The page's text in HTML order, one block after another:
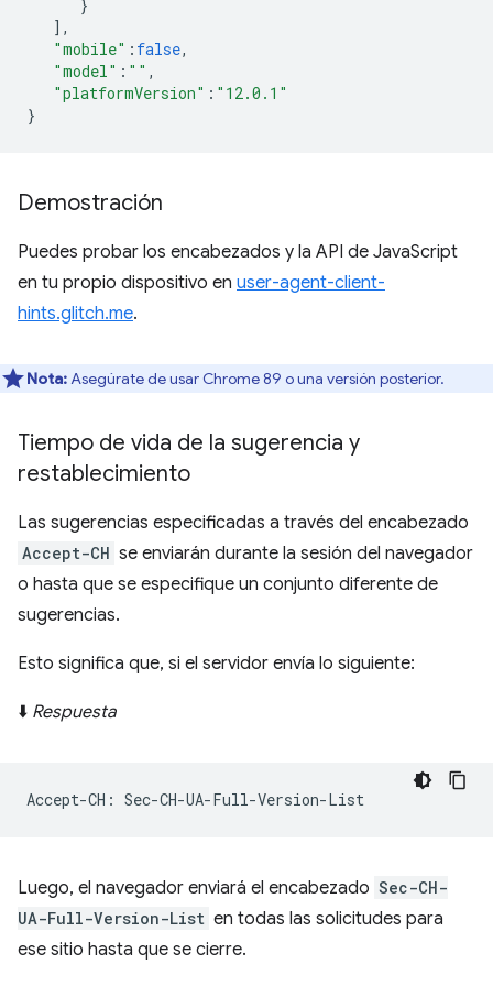
}
],
"mobile" : false,
"model" : "" ,
"platformVersion" : "12.0.1"
}
Demostración
Puedes probar los encabezados y la API de JavaScript
en tu propio dispositivo en user-agent-client-
hints.glitch.me.
Nota:Asegúrate de usar Chrome 89 o una versión posterior.
Tiempo de vida de la sugerencia y
restablecimiento
Las sugerencias especificadas a través del encabezado
Accept-CH se enviarán durante la sesión del navegador
o hasta que se especifique un conjunto diferente de
sugerencias.
Esto significa que, si el servidor envía lo siguiente:
⬇️ Respuesta
Luego, el navegador enviará el encabezado Sec-CH-
UA-Full-Version-List en todas las solicitudes para
ese sitio hasta que se cierre.